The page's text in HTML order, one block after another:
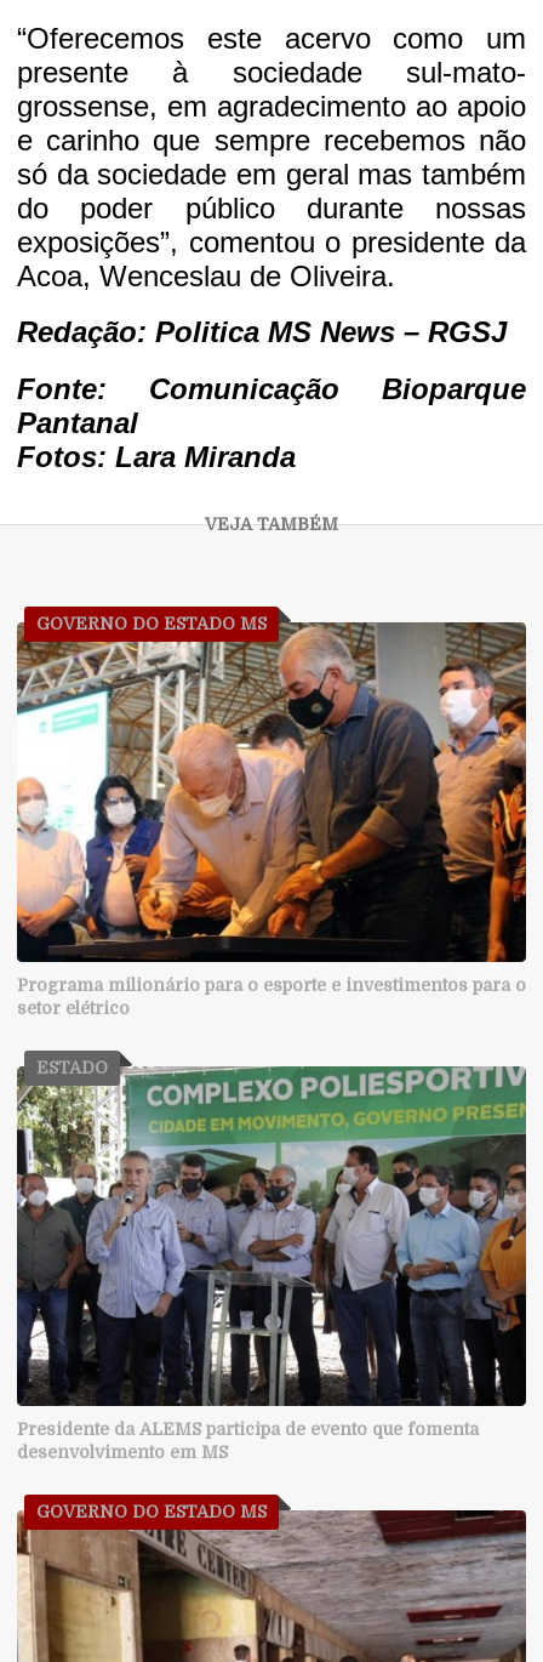
“Oferecemos este acervo como um
presente à sociedade sul-mato-
grossense, em agradecimento ao apoio
e carinho que sempre recebemos não
só da sociedade em geral mas também
do poder público durante nossas
exposições”, comentou o presidente da
Acoa, Wenceslau de Oliveira.
Redação: Politica MS News – RGSJ
Fonte: Comunicação Bioparque
Pantanal
Fotos: Lara Miranda
GOVERNO DO ESTADO MS
Programa milionário para o esporte e investimentos para o
setor elétrico
ESTADO
Presidente da ALEMS participa de evento que fomenta
desenvolvimento em MS
GOVERNO DO ESTADO MS